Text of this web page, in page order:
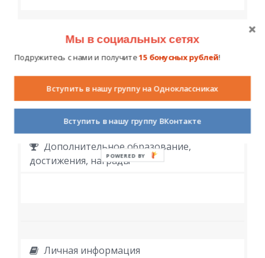
Работа
Дополнительное образование,
достижения, награды
Личная информация
Мы в социальных сетях
Подружитесь с нами и получите15 бонусных рублей!
Вступить в нашу группу на Одноклассниках
Вступить в нашу группу ВКонтакте
POWERED BY